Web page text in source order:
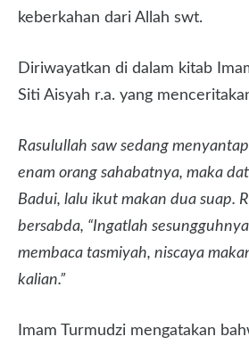
keberkahan dari Allah swt.
Diriwayatkan di dalam kitab
Siti Aisyah r.a. yang
Rasulullah saw sedang
enam orang sahabatnya, maka
Badui, lalu ikut makan dua suap.
bersabda, “Ingatlah
membaca tasmiyah, niscaya
kalian.”
Imam Turmudzi mengatakan